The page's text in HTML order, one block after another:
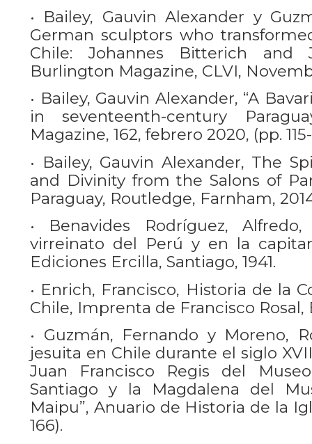
• Bailey, Gauvin Alexander y
German sculptors who
Chile: Johannes Bitterich and
Burlington Magazine, CLVI,
• Bailey, Gauvin Alexander, “A
in seventeenth-century
Magazine, 162, febrero 2020, (pp. 115-
• Bailey, Gauvin Alexander, The
and Divinity from the Salons of
Paraguay, Routledge, Farnham,
• Benavides Rodríguez,
virreinato del Perú y en la
Ediciones Ercilla, Santiago, 1941.
• Enrich, Francisco, Historia de la
Chile, Imprenta de Francisco Rosal,
• Guzmán, Fernando y Moreno,
jesuita en Chile durante el siglo
Juan Francisco Regis del
Santiago y la Magdalena del
Maipu”, Anuario de Historia de la
166).